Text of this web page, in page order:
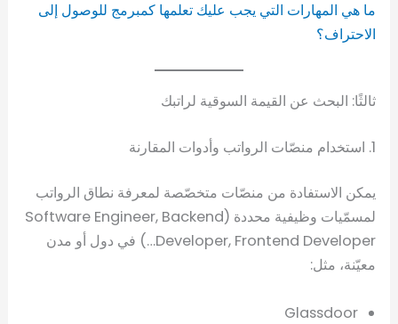
ما هي المهارات التي يجب عليك تعلمها كمبرمج للوصول إلى
الاحتراف؟
ثالثًا: البحث عن القيمة السوقية لراتبك
1. استخدام منصّات الرواتب وأدوات المقارنة
يمكن الاستفادة من منصّات متخصّصة لمعرفة نطاق الرواتب
لمسمّيات وظيفية محددة (Software Engineer, Backend
Developer, Frontend Developer…) في دول أو مدن
معيّنة، مثل:
Glassdoor